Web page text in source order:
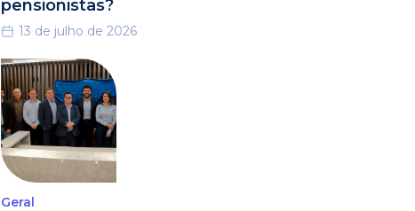
pensionistas?
13 de julho de 2026
Geral